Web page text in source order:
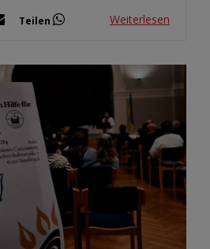
Teilen Weiterlesen